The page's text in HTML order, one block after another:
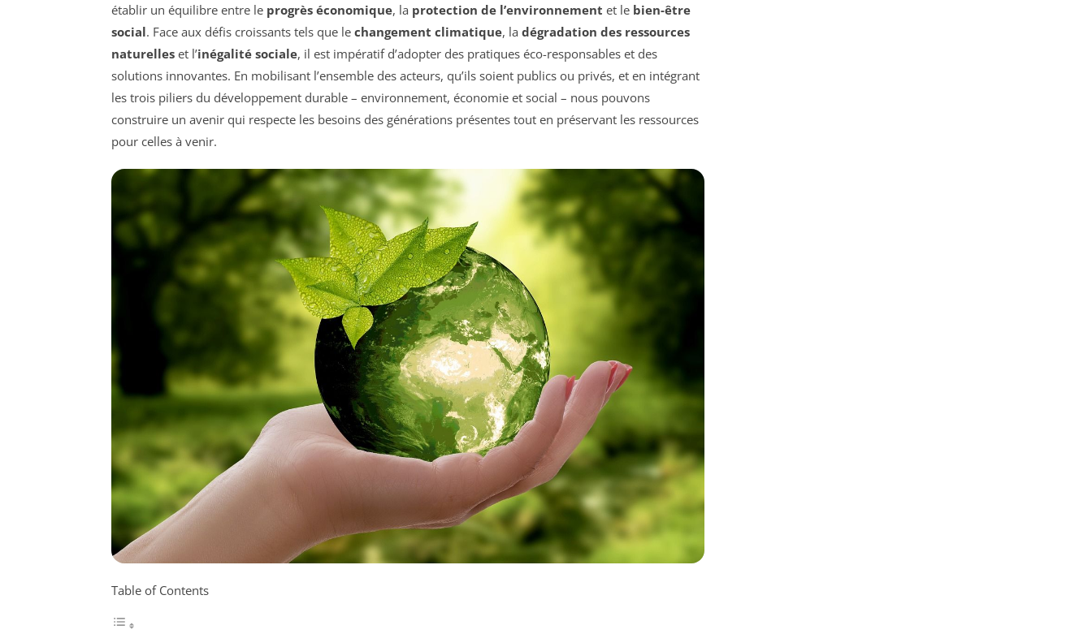
établir un équilibre entre le progrès économique, la protection de l’environnement et le bien-être
social. Face aux défis croissants tels que le changement climatique, la dégradation des ressources
naturelles et l’inégalité sociale, il est impératif d’adopter des pratiques éco-responsables et des
solutions innovantes. En mobilisant l’ensemble des acteurs, qu’ils soient publics ou privés, et en intégrant
les trois piliers du développement durable – environnement, économie et social – nous pouvons
construire un avenir qui respecte les besoins des générations présentes tout en préservant les ressources
pour celles à venir.
Table of Contents